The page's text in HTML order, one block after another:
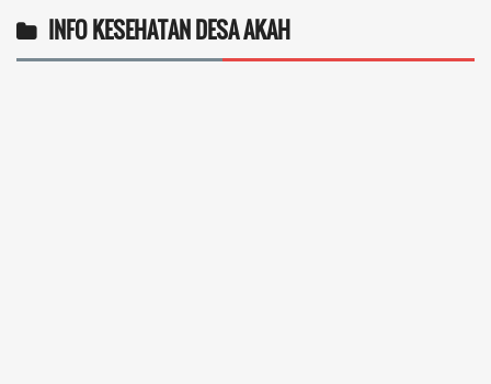
INFO KESEHATAN DESA AKAH